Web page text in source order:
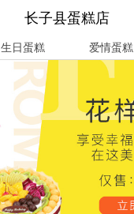
长子县蛋糕店
生日蛋糕 爱情蛋糕